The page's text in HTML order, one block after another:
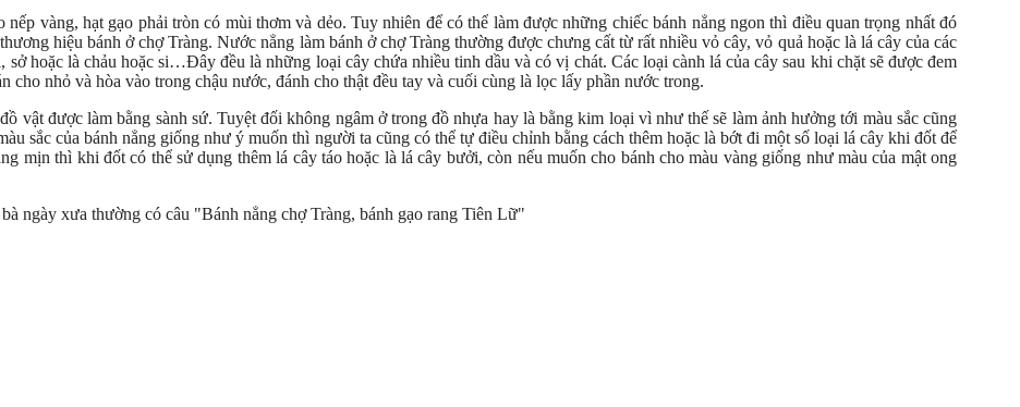
vàng, hạt gạo phải tròn có mùi thơm và dẻo. Tuy nhiên để có thể làm được những chiếc bánh nẳng ngon thì điều quan trọng nhất đó
hiệu bánh ở chợ Tràng. Nước nẳng làm bánh ở chợ Tràng thường được chưng cất từ rất nhiều vỏ cây, vỏ quả hoặc là lá cây của các
hoặc là chảu hoặc si…Đây đều là những loại cây chứa nhiều tinh dầu và có vị chát. Các loại cành lá của cây sau khi chặt sẽ được đem
cho nhỏ và hòa vào trong chậu nước, đánh cho thật đều tay và cuối cùng là lọc lấy phần nước trong.
vật được làm bằng sành sứ. Tuyệt đối không ngâm ở trong đồ nhựa hay là bằng kim loại vì như thế sẽ làm ảnh hưởng tới màu sắc cũng
sắc của bánh nẳng giống như ý muốn thì người ta cũng có thể tự điều chỉnh bằng cách thêm hoặc là bớt đi một số loại lá cây khi đốt để
mịn thì khi đốt có thể sử dụng thêm lá cây táo hoặc là lá cây bưởi, còn nếu muốn cho bánh cho màu vàng giống như màu của mật ong
ngày xưa thường có câu "Bánh nẳng chợ Tràng, bánh gạo rang Tiên Lữ"